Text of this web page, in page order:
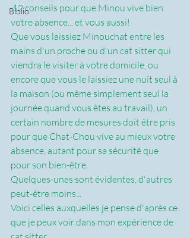
Biblio
12 conseils pour que Minou vive bien
votre absence... et vous aussi!
Que vous laissiez Minouchat entre les
mains d'un proche ou d'un cat sitter qui
viendra le visiter à votre domicile, ou
encore que vous le laissiez une nuit seul à
la maison (ou même simplement seul la
journée quand vous êtes au travail), un
certain nombre de mesures doit être pris
pour que Chat-Chou vive au mieux votre
absence, autant pour sa sécurité que
pour son bien-être.
Quelques-unes sont évidentes, d'autres
peut-être moins...
Voici celles auxquelles je pense d'après ce
que je peux voir dans mon expérience de